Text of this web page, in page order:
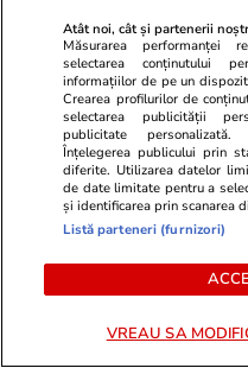
Wowbiz.ro
Monica Pop a suferit
Anunțul îngrijorător
chiar de medicul
am supărat foarte
POLITIC
Atât noi, cât și partenerii
Măsurarea performanței
selectarea conținutului
informațiilor de pe un
Crearea profilurilor de
selectarea publicității
publicitate personalizată.
Înțelegerea publicului prin
diferite. Utilizarea datelor
de date limitate pentru a
și identificarea prin scanarea
Listă parteneri (furnizori)
VREAU SA